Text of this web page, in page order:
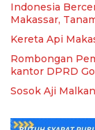
Indonesia
Makassar,
Kereta Api
Rombongan
kantor DPRD
Sosok Aji